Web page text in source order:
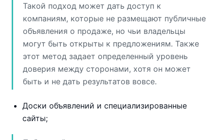
Такой подход может дать доступ к
компаниям, которые не размещают публичные
объявления о продаже, но чьи владельцы
могут быть открыты к предложениям. Также
этот метод задает определенный уровень
доверия между сторонами, хотя он может
быть и не дать результатов вовсе.
Доски объявлений и специализированные
сайты;